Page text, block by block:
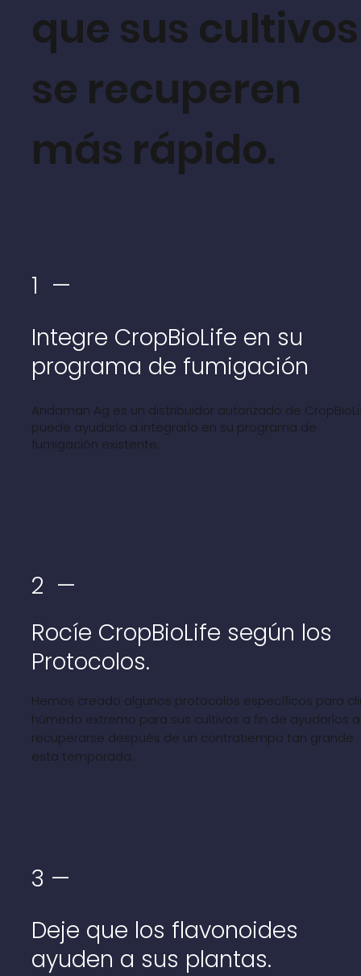
que sus cultivos
se recuperen
más rápido.
1 —
Integre CropBioLife en su
programa de fumigación
Andaman Ag es un distribuidor autorizado de
puede ayudarlo a integrarlo en su programa de
fumigación existente.
2 —
Rocíe CropBioLife según los
Protocolos.
Hemos creado algunos protocolos específicos para
húmedo extremo para sus cultivos a fin de ayudarlos a
recuperarse después de un contratiempo tan grande
esta temporada.
3 —
Deje que los flavonoides
ayuden a sus plantas.